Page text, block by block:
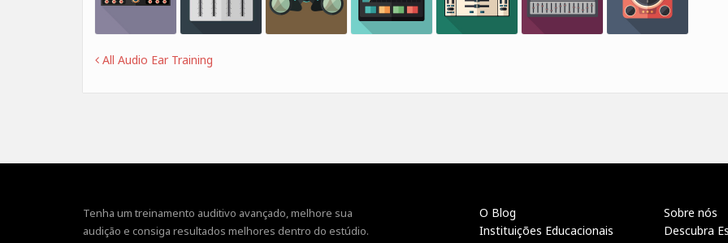
All Audio Ear Training
Tenha um treinamento auditivo avançado, melhore sua
audição e consiga resultados melhores dentro do estúdio.
O Blog
Instituições Educacionais
Sobre nós
Descubra